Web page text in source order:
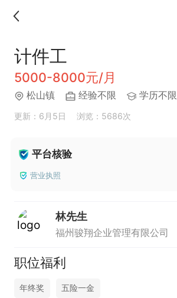
计件工
5000-8000元/月
松山镇 经验不限 学历不限
更新：6月5日 浏览：5686次
平台核验
营业执照
林先生
福州骏翔企业管理有限公司
职位福利
年终奖 五险一金